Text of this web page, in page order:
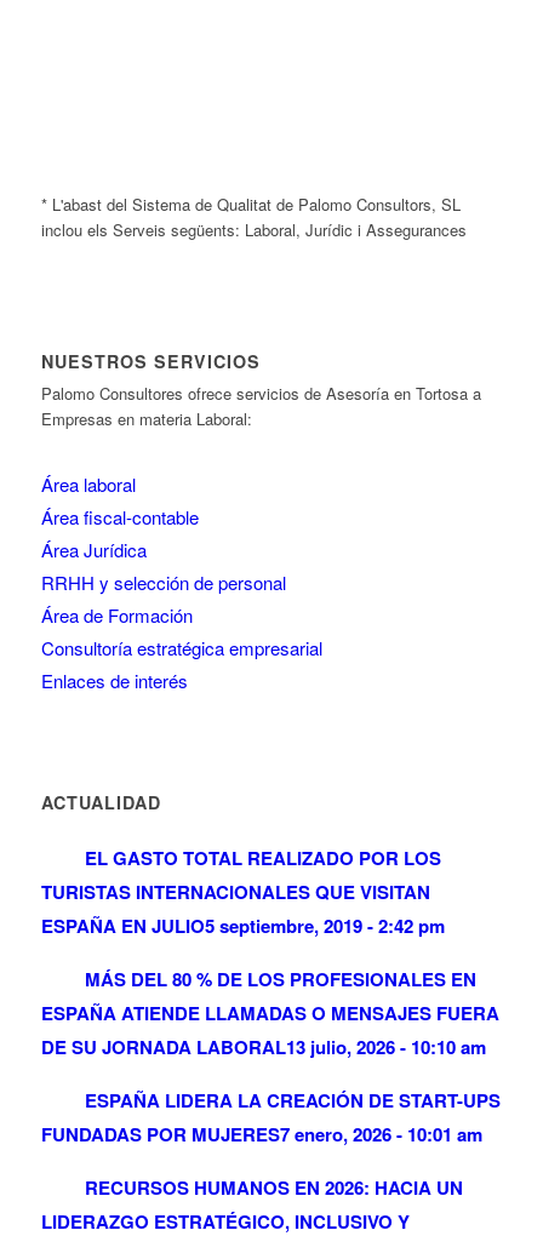
* L'abast del Sistema de Qualitat de Palomo Consultors, SL
inclou els Serveis següents: Laboral, Jurídic i Assegurances
NUESTROS SERVICIOS
Palomo Consultores ofrece servicios de Asesoría en Tortosa a
Empresas en materia Laboral:
Área laboral
Área fiscal-contable
Área Jurídica
RRHH y selección de personal
Área de Formación
Consultoría estratégica empresarial
Enlaces de interés
ACTUALIDAD
EL GASTO TOTAL REALIZADO POR LOS
TURISTAS INTERNACIONALES QUE VISITAN
ESPAÑA EN JULIO5 septiembre, 2019 - 2:42 pm
MÁS DEL 80 % DE LOS PROFESIONALES EN
ESPAÑA ATIENDE LLAMADAS O MENSAJES FUERA
DE SU JORNADA LABORAL13 julio, 2026 - 10:10 am
ESPAÑA LIDERA LA CREACIÓN DE START-UPS
FUNDADAS POR MUJERES7 enero, 2026 - 10:01 am
RECURSOS HUMANOS EN 2026: HACIA UN
LIDERAZGO ESTRATÉGICO, INCLUSIVO Y